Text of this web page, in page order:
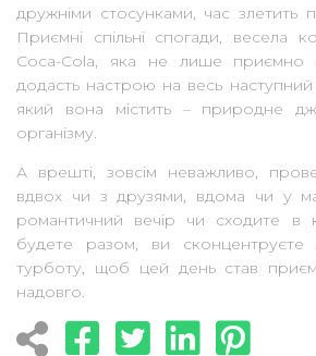
дружніми стосунками, час злетить
Приємні спільні спогади, весела
Coca-Cola, яка не лише приємно
додасть настрою на весь
який вона містить – природне
організму.
А врешті, зовсім неважливо,
вдвох чи з друзями, вдома чи у
романтичний вечір чи сходите в
будете разом, ви
турботу, щоб цей день став
надовго.